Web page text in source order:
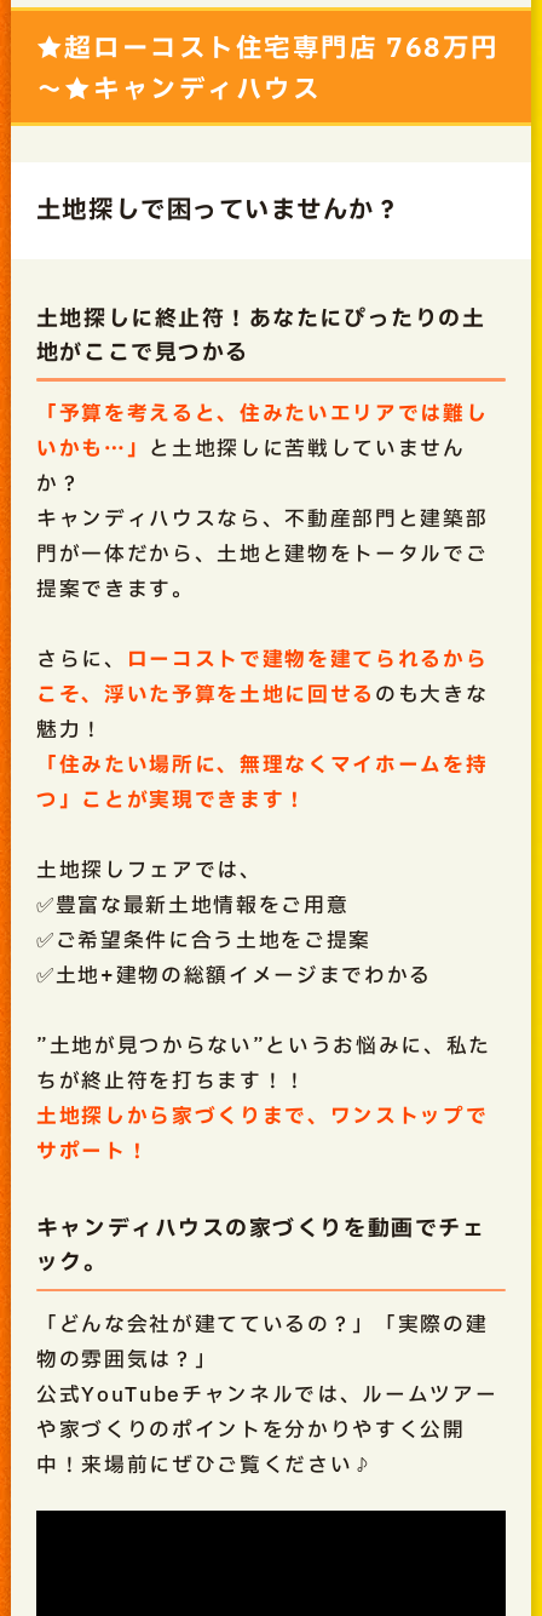
★超ローコスト住宅専門店 768万円
～★キャンディハウス
土地探しで困っていませんか？
土地探しに終止符！あなたにぴったりの土
地がここで見つかる
「予算を考えると、住みたいエリアでは難し
いかも…」 と土地探しに苦戦していません
か？
キャンディハウスなら、不動産部門と建築部
門が一体だから、土地と建物をトータルでご
提案できます。
さらに、 ローコストで建物を建てられるから
こそ、浮いた予算を土地に回せる のも大きな
魅力！
「住みたい場所に、無理なくマイホームを持
つ」ことが実現できます！
土地探しフェアでは、
✅豊富な最新土地情報をご用意
✅ご希望条件に合う土地をご提案
✅土地+建物の総額イメージまでわかる
”土地が見つからない”というお悩みに、私た
ちが終止符を打ちます！！
土地探しから家づくりまで、ワンストップで
サポート！
キャンディハウスの家づくりを動画でチェ
ック。
「どんな会社が建てているの？」「実際の建
物の雰囲気は？」
公式YouTubeチャンネルでは、ルームツアー
や家づくりのポイントを分かりやすく公開
中！来場前にぜひご覧ください♪